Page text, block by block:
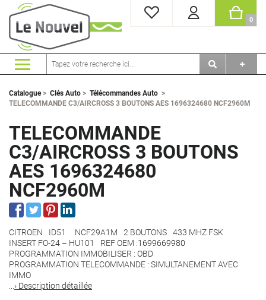
MES FAVORIS
0
Catalogue> Clés Auto > Télécommandes Auto >
TELECOMMANDE C3/AIRCROSS 3 BOUTONS AES 1696324680 NCF2960M
TELECOMMANDE
C3/AIRCROSS 3 BOUTONS
AES 1696324680
NCF2960M
CITROEN ID51 NCF29A1M 2 BOUTONS
433 MHZ FSK
INSERT FO-24 – HU101
REF OEM :1699669980
PROGRAMMATION IMMOBILISER : OBD
PROGRAMMATION TELECOMMANDE : SIMULTANEMENT AVEC
IMMO
› Description détaillée